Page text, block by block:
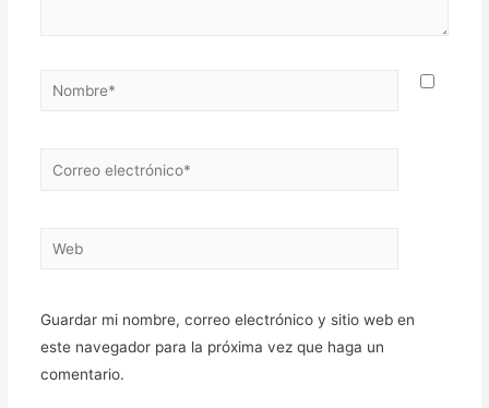
Nombre*
Correo
Web
Guardar mi nombre, correo electrónico y sitio web en
este navegador para la próxima vez que haga un
comentario.